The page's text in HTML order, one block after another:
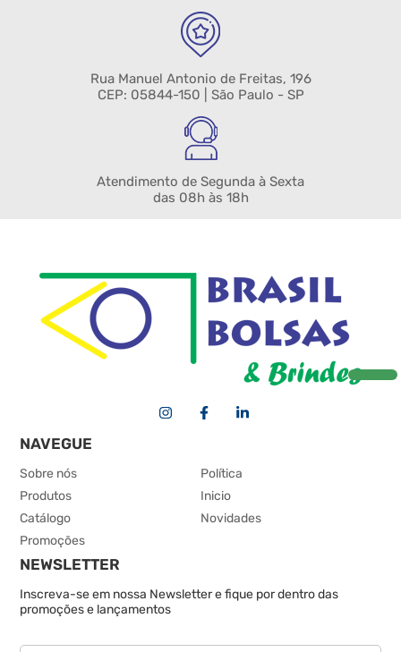
Rua Manuel Antonio de Freitas, 196
CEP: 05844-150 | São Paulo - SP
Atendimento de Segunda à Sexta
das 08h às 18h
NAVEGUE
Sobre nós
Política
Produtos
Inicio
Catálogo
Novidades
Promoções
NEWSLETTER
Inscreva-se em nossa Newsletter e fique por dentro das
promoções e lançamentos